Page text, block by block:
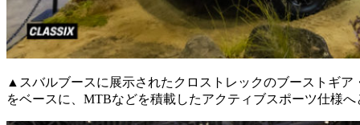
▲スバルブースに展示されたクロストレックのブーストギ
をベースに、MTBなどを積載したアクティブスポーツ仕様